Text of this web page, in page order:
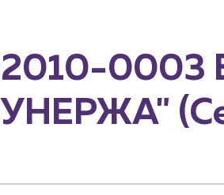
2010-0003